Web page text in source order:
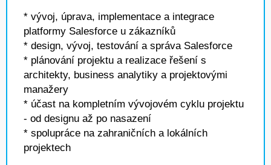
* vývoj, úprava, implementace a integrace
platformy Salesforce u zákazníků
* design, vývoj, testování a správa Salesforce
* plánování projektu a realizace řešení s
architekty, business analytiky a projektovými
manažery
* účast na kompletním vývojovém cyklu projektu
- od designu až po nasazení
* spolupráce na zahraničních a lokálních
projektech